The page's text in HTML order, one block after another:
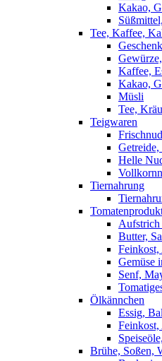
Kakao,
Tee, Kaffee,
Kaffee,
Kakao,
Müsli
Tee,
Teigwaren
Getreide,
Helle
Tiernahrung
Aufstrich
Butter,
Feinkost,
Gemüse
Senf,
Ölkännchen
Essig,
Feinkost,
Brühe, Soßen,